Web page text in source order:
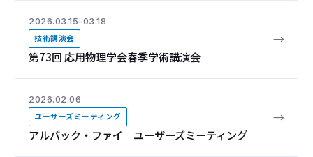
2026.03.15–03.18
技術講演会
第73回 応用物理学会春季学術講演会
→
2026.02.06
ユーザーズミーティング
アルバック・ファイ ユーザーズミーティング
→